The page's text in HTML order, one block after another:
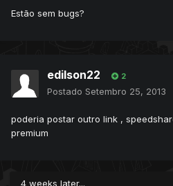
Estão sem bugs?
edilson22 2
Postado Setembro 25, 2013
poderia postar outro link ,
premium
4 weeks later...